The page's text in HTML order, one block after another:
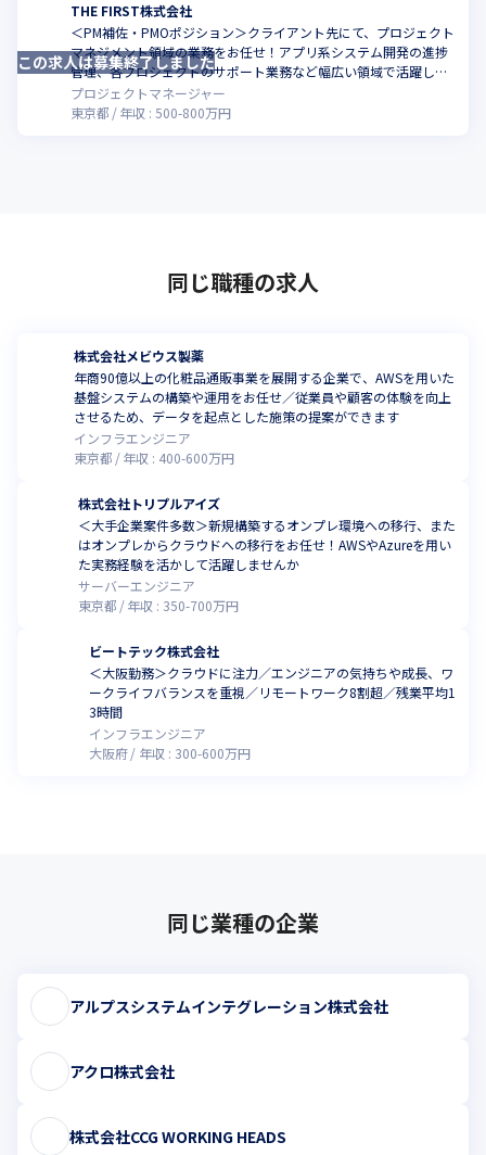
THE FIRST株式会社
＜PM補佐・PMOポジション＞クライアント先にて、プロジェクト
マネジメント領域の業務をお任せ！アプリ系システム開発の進捗
管理、各プロジェクトのサポート業務など幅広い領域で活躍しま
せんか
プロジェクトマネージャー
東京都
年収 :500-800万円
この求人は募集終了しました
同じ職種の求人
株式会社メビウス製薬
年商90億以上の化粧品通販事業を展開する企業で、AWSを用いた
基盤システムの構築や運用をお任せ／従業員や顧客の体験を向上
させるため、データを起点とした施策の提案ができます
インフラエンジニア
東京都
年収 : 400-600万円
株式会社トリプルアイズ
＜大手企業案件多数＞新規構築するオンプレ環境への移行、また
はオンプレからクラウドへの移行をお任せ！AWSやAzureを用い
た実務経験を活かして活躍しませんか
サーバーエンジニア
東京都
年収 : 350-700万円
ビートテック株式会社
＜大阪勤務＞クラウドに注力／エンジニアの気持ちや成長、ワ
ークライフバランスを重視／リモートワーク8割超／残業平均1
3時間
インフラエンジニア
大阪府
年収 : 300-600万円
同じ業種の企業
アルプスシステムインテグレーション株式会社
アクロ株式会社
株式会社CCG WORKING HEADS